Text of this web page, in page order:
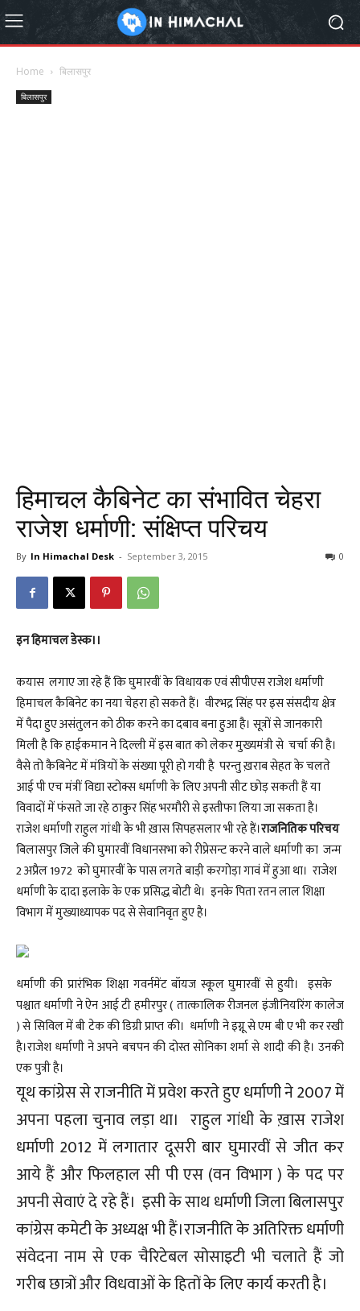
Home बिलासपुर
बिलासपुर
हिमाचल कैबिनेट का संभावित चेहरा
राजेश धर्माणी: संक्षिप्त परिचय
By In Himachal Desk - September 3, 2015 0
इन हिमाचल डेस्क।।
कयास लगाए जा रहे हैं कि घुमारवीं के विधायक एवं सीपीएस राजेश धर्माणी
हिमाचल कैबिनेट का नया चेहरा हो सकते हैं। वीरभद्र सिंह पर इस संसदीय क्षेत्र
में पैदा हुए असंतुलन को ठीक करने का दबाव बना हुआ है। सूत्रों से जानकारी
मिली है कि हाईकमान ने दिल्ली में इस बात को लेकर मुख्यमंत्री से चर्चा की है।
वैसे तो कैबिनेट में मंत्रियों के संख्या पूरी हो गयी है परन्तु ख़राब सेहत के चलते
आई पी एच मंत्रीं विद्या स्टोक्स धर्माणी के लिए अपनी सीट छोड़ सकती हैं या
विवादों में फंसते जा रहे ठाकुर सिंह भरमौरी से इस्तीफा लिया जा सकता है।
राजेश धर्माणी राहुल गांधी के भी ख़ास सिपहसलार भी रहे हैं।राजनितिक परिचय
बिलासपुर जिले की घुमारवीं विधानसभा को रीप्रेसन्ट करने वाले धर्माणी का जन्म
2 अप्रैल 1972 को घुमारवीं के पास लगते बाड़ी करगोड़ा गावं में हुआ था। राजेश
धर्माणी के दादा इलाके के एक प्रसिद्ध बोटी थे। इनके पिता रतन लाल शिक्षा
विभाग में मुख्याध्यापक पद से सेवानिवृत हुए है।
धर्माणी की प्रारंभिक शिक्षा गवर्नमेंट बॉयज स्कूल घुमारवीं से हुयी। इसके
पश्चात धर्माणी ने ऐन आई टी हमीरपुर ( तात्कालिक रीजनल इंजीनियरिंग कालेज
) से सिविल में बी टेक की डिग्री प्राप्त की। धर्माणी ने इग्नू से एम बी ए भी कर रखी
है।राजेश धर्माणी ने अपने बचपन की दोस्त सोनिका शर्मा से शादी की है। उनकी
एक पुत्री है।
यूथ कांग्रेस से राजनीति में प्रवेश करते हुए धर्माणी ने 2007 में
अपना पहला चुनाव लड़ा था। राहुल गांधी के ख़ास राजेश
धर्माणी 2012 में लगातार दूसरी बार घुमारवीं से जीत कर
आये हैं और फिलहाल सी पी एस (वन विभाग ) के पद पर
अपनी सेवाएं दे रहे हैं। इसी के साथ धर्माणी जिला बिलासपुर
कांग्रेस कमेटी के अध्यक्ष भी हैं।राजनीति के अतिरिक्त धर्माणी
संवेदना नाम से एक चैरिटेबल सोसाइटी भी चलाते हैं जो
गरीब छात्रों और विधवाओं के हितों के लिए कार्य करती है।